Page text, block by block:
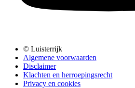
© Luisterrijk
Algemene voorwaarden
Disclaimer
Klachten en herroepingsrecht
Privacy en cookies